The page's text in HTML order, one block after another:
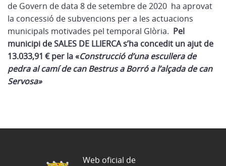
de Govern de data 8 de setembre de 2020 ha aprovat
la concessió de subvencions per a les actuacions
municipals motivades pel temporal Glòria. Pel
municipi de SALES DE LLIERCA s’ha concedit un ajut de
13.033,91 € per la «Construcció d’una escullera de
pedra al camí de can Bestrus a Borró a l’alçada de can
Servosa»
Web oficial de